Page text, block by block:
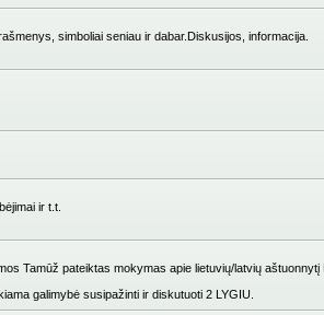
simboliai seniau ir dabar.Diskusijos, informacija.
ir t.t.
Tamūž pateiktas mokymas apie lietuvių/latvių
galimybė susipažinti ir diskutuoti 2 LYGIU.